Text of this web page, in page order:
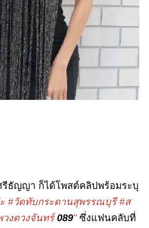
รีธัญญา ก็ได้โพสต์คลิปพร้อมระบุ
#วัดทับกระดานสุพรรณบุรี #ส
งดวงจันทร์089"ซึ่งแฟนคลับที่